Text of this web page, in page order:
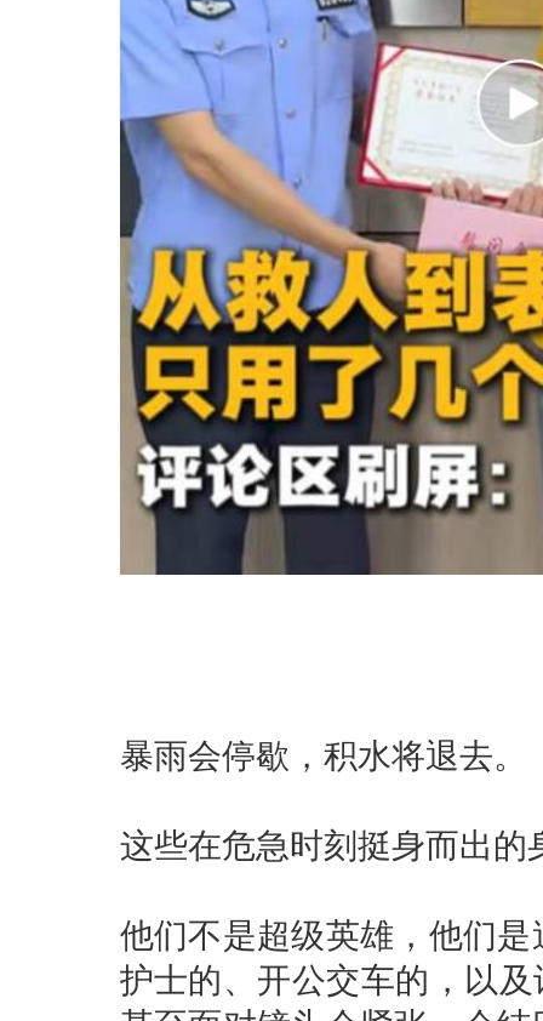
暴雨会停歇，积水将退去。
这些在危急时刻挺身而出
他们不是超级英雄，他们
护士的、开公交车的，以